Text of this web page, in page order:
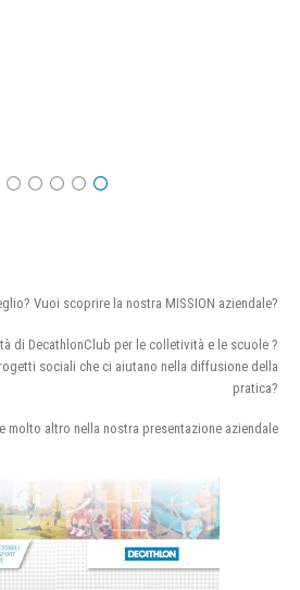
Vuoi scoprire la nostra MISSION aziendale?
di DecathlonClub per le colletività e le scuole ?
sociali che ci aiutano nella diffusione della
pratica?
molto altro nella nostra presentazione aziendale